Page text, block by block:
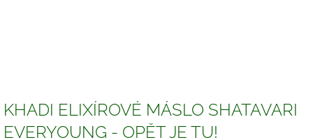
KHADI ELIXÍROVÉ MÁSLO SHATAVARI
EVERYOUNG - OPĚT JE TU!